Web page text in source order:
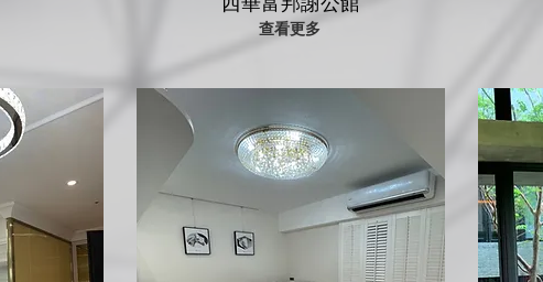
查看更多